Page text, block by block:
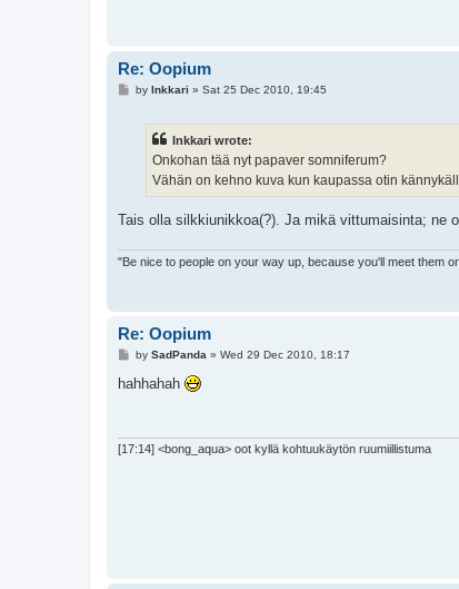
Re: Oopium
Pby Inkkari » Sat 25 Dec 2010, 19:45
Inkkari wrote:
Onkohan tää nyt papaver somniferum?
Vähän on kehno kuva kun kaupassa otin
Tais olla silkkiunikkoa(?). Ja mikä vittumaisinta; ne
"Be nice to people on your way up, because you'll meet them
Re: Oopium
P
s
by SadPanda » Wed 29 Dec 2010, 18:17
hahhahah
[17:14] <bong_aqua> oot kyllä kohtuukäytön ruumiillistuma